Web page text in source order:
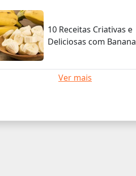
10 Receitas Criativas e
Deliciosas com Banana
Ver mais